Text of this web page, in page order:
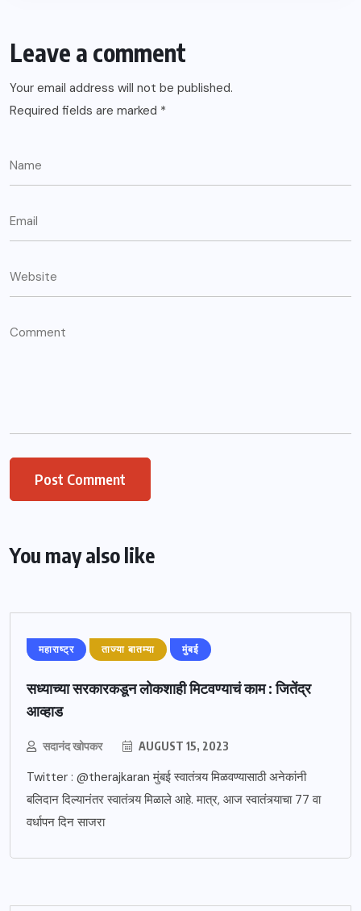
Leave a comment
Your email address will not be published.
Required fields are marked *
You may also like
महाराष्ट्र ताज्या बातम्या मुंबई
सध्याच्या सरकारकडून लोकशाही मिटवण्याचं काम : जितेंद्र
आव्हाड
सदानंद खोपकर AUGUST 15, 2023
Twitter : @therajkaran मुंबई स्वातंत्र्य मिळवण्यासाठी अनेकांनी
बलिदान दिल्यानंतर स्वातंत्र्य मिळाले आहे. मात्र, आज स्वातंत्र्याचा 77 वा
वर्धापन दिन साजरा